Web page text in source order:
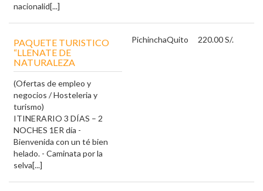
nacionalid[...]
PAQUETE TURISTICO
“LLENATE DE
NATURALEZA
(Ofertas de empleo y
negocios / Hosteleria y
turismo)
ITINERARIO 3 DÍAS – 2
NOCHES 1ER día -
Bienvenida con un té bien
helado. - Caminata por la
selva[...]
PichinchaQuito 220.00 S/.